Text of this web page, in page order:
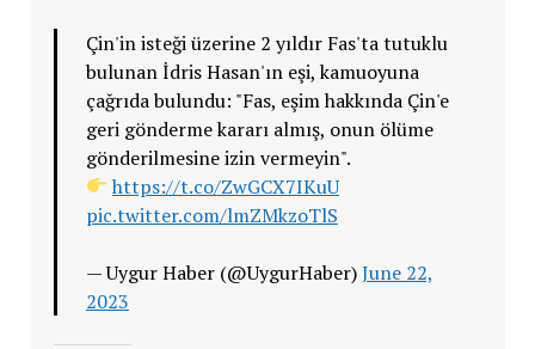
Çin'in isteği üzerine 2 yıldır Fas'ta tutuklu
bulunan İdris Hasan'ın eşi, kamuoyuna
çağrıda bulundu: "Fas, eşim hakkında Çin'e
geri gönderme kararı almış, onun ölüme
gönderilmesine izin vermeyin".
https://t.co/ZwGCX7IKuU
pic.twitter.com/lmZMkzoTlS
— Uygur Haber (@UygurHaber)June 22,
2023